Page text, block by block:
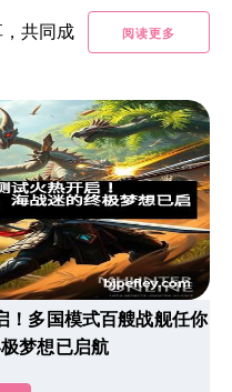
共同成
阅读更多
！多国模式百艘战舰任你
梦想已启航